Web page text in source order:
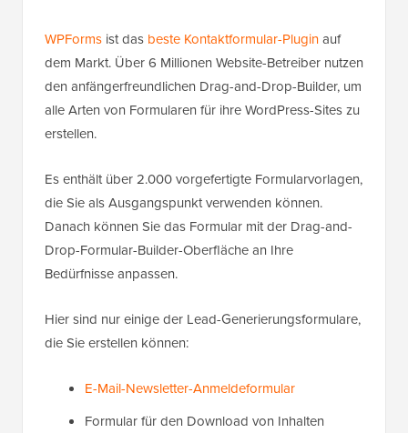
WPForms ist das beste Kontaktformular-Pluginauf
dem Markt. Über 6 Millionen Website-Betreiber nutzen
den anfängerfreundlichen Drag-and-Drop-Builder, um
alle Arten von Formularen für ihre WordPress-Sites zu
erstellen.
Es enthält über 2.000 vorgefertigte Formularvorlagen,
die Sie als Ausgangspunkt verwenden können.
Danach können Sie das Formular mit der Drag-and-
Drop-Formular-Builder-Oberfläche an Ihre
Bedürfnisse anpassen.
Hier sind nur einige der Lead-Generierungsformulare,
die Sie erstellen können:
E-Mail-Newsletter-Anmeldeformular
Formular für den Download von Inhalten